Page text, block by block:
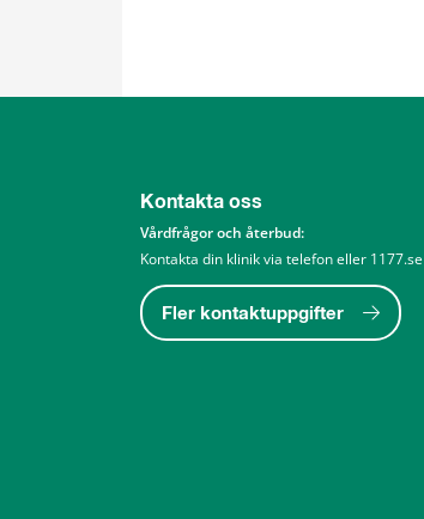
Kontakta oss
Vårdfrågor och återbud:
Kontakta din klinik via telefon eller 1177.se
Fler kontaktuppgifter